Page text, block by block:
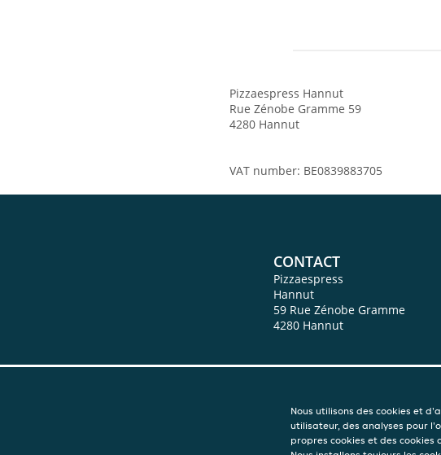
Pizzaespress Hannut
Rue Zénobe Gramme 59
4280 Hannut
VAT number: BE0839883705
CONTACT
Pizzaespress
Hannut
59 Rue Zénobe Gramme
4280 Hannut
Nous utilisons des cookies et
utilisateur, des analyses pour
propres cookies et des cookies